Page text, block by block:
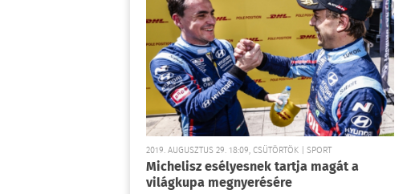
2019. AUGUSZTUS 29. 18:09, CSÜTÖRTÖK | SPORT
Michelisz esélyesnek tartja magát a
világkupa megnyerésére